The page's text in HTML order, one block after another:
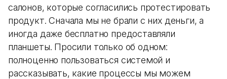
салонов, которые согласились протестировать
продукт. Сначала мы не брали с них деньги, а
иногда даже бесплатно предоставляли
планшеты. Просили только об одном:
полноценно пользоваться системой и
рассказывать, какие процессы мы можем